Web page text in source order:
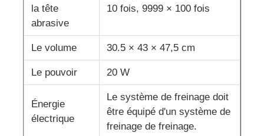
appareil de contrôle de dureté
la tête
abrasive
10 fois, 9999 × 100 fois
Le volume 30.5 × 43 × 47,5 cm
Le pouvoir 20 W
Énergie
électrique
Le système de freinage doit
être équipé d'un système de
freinage de freinage.